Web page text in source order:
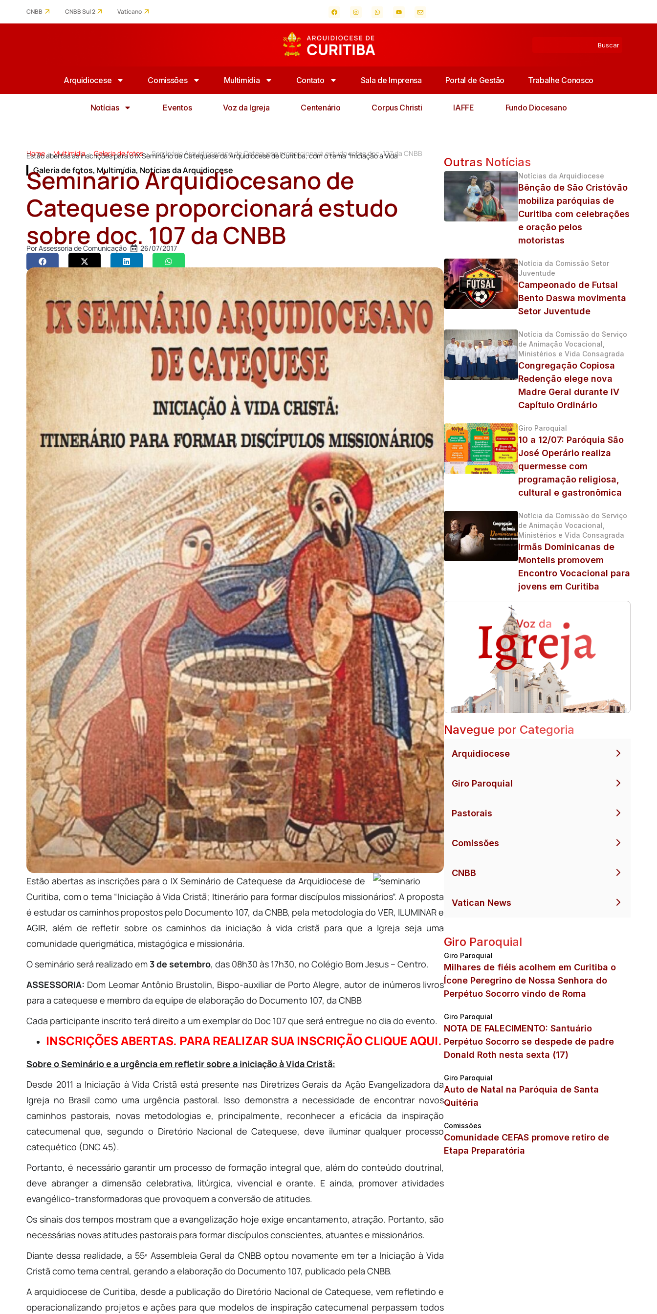
CNBB CNBB Sul 2 Vaticano
Arquidiocese Comissões Multimídia Contato Sala de Imprensa Portal de Gestão Trabalhe Conosco
Notícias Eventos Voz da Igreja Centenário Corpus Christi IAFFE Fundo Diocesano
Home > Multimídia > Galeria de fotos > Seminário Arquidiocesano de Catequese proporcionará estudo sobre doc. 107 da CNBB
Estão abertas as inscrições para o IX Seminário de Catequese da Arquidiocese de Curitiba, com o tema “Iniciação à Vida
Galeria de fotos, Multimídia, Notícias da Arquidiocese
Seminário Arquidiocesano de
Catequese proporcionará estudo
sobre doc. 107 da CNBB
PorAssessoria de Comunicação 26/07/2017
Estão abertas as inscrições para o IX Seminário de Catequese da Arquidiocese de
Curitiba, com o tema “Iniciação à Vida Cristã; Itinerário para formar discípulos missionários”. A proposta
é estudar os caminhos propostos pelo Documento 107, da CNBB, pela metodologia do VER, ILUMINAR e
AGIR, além de refletir sobre os caminhos da iniciação à vida cristã para que a Igreja seja uma
comunidade querigmática, mistagógica e missionária.
O seminário será realizado em3 de setembro, das 08h30 às 17h30, no Colégio Bom Jesus – Centro.
ASSESSORIA: Dom Leomar Antônio Brustolin, Bispo-auxiliar de Porto Alegre, autor de inúmeros livros
para a catequese e membro da equipe de elaboração do Documento 107, da CNBB
Cada participante inscrito terá direito a um exemplar do Doc 107 que será entregue no dia do evento.
INSCRIÇÕES ABERTAS. PARA REALIZAR SUA INSCRIÇÃO CLIQUE AQUI.
Sobre o Seminário e a urgência em refletir sobre a iniciação à Vida Cristã:
Desde 2011 a Iniciação à Vida Cristã está presente nas Diretrizes Gerais da Ação Evangelizadora da
Igreja no Brasil como uma urgência pastoral. Isso demonstra a necessidade de encontrar novos
caminhos pastorais, novas metodologias e, principalmente, reconhecer a eficácia da inspiração
catecumenal que, segundo o Diretório Nacional de Catequese, deve iluminar qualquer processo
catequético (DNC 45).
Portanto, é necessário garantir um processo de formação integral que, além do conteúdo doutrinal,
deve abranger a dimensão celebrativa, litúrgica, vivencial e orante. E ainda, promover atividades
evangélico-transformadoras que provoquem a conversão de atitudes.
Os sinais dos tempos mostram que a evangelização hoje exige encantamento, atração. Portanto, são
necessárias novas atitudes pastorais para formar discípulos conscientes, atuantes e missionários.
Diante dessa realidade, a 55ª Assembleia Geral da CNBB optou novamente em ter a Iniciação à Vida
Cristã como tema central, gerando a elaboração do Documento 107, publicado pela CNBB.
A arquidiocese de Curitiba, desde a publicação do Diretório Nacional de Catequese, vem refletindo e
operacionalizando projetos e ações para que modelos de inspiração catecumenal perpassem todos
Outras Notícias
Notícias da Arquidiocese
Bênção de São Cristóvão
mobiliza paróquias de
Curitiba com celebrações
e oração pelos
motoristas
Notícia da Comissão Setor
Juventude
Campeonado de Futsal
Bento Daswa movimenta
Setor Juventude
Notícia da Comissão do Serviço
de Animação Vocacional,
Ministérios e Vida Consagrada
Congregação Copiosa
Redenção elege nova
Madre Geral durante IV
Capítulo Ordinário
Giro Paroquial
10 a 12/07: Paróquia São
José Operário realiza
quermesse com
programação religiosa,
cultural e gastronômica
Notícia da Comissão do Serviço
de Animação Vocacional,
Ministérios e Vida Consagrada
Irmãs Dominicanas de
Monteils promovem
Encontro Vocacional para
jovens em Curitiba
Navegue por Categoria
Arquidiocese
Giro Paroquial
Pastorais
Comissões
CNBB
Vatican News
Giro Paroquial
Giro Paroquial
Milhares de fiéis acolhem em Curitiba o
Ícone Peregrino de Nossa Senhora do
Perpétuo Socorro vindo de Roma
Giro Paroquial
NOTA DE FALECIMENTO: Santuário
Perpétuo Socorro se despede de padre
Donald Roth nesta sexta (17)
Giro Paroquial
Auto de Natal na Paróquia de Santa
Quitéria
Comissões
Comunidade CEFAS promove retiro de
Etapa Preparatória